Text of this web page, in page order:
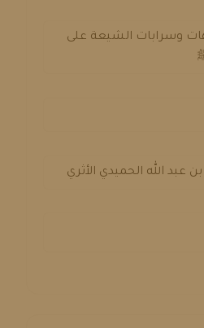
وسرابات الشيعة على
عبد الله الحميدي الأثري